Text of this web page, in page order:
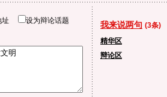
址 设为辩论话题 我来说两句 (3条)
精华区
辩论区